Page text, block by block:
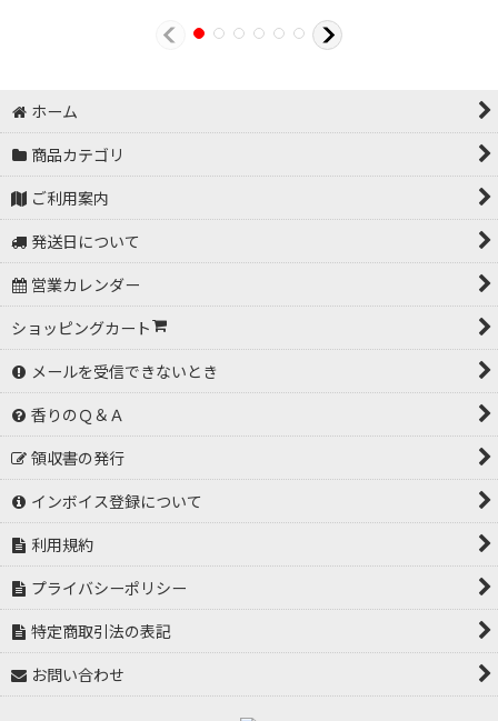
ホーム
商品カテゴリ
ご利用案内
発送日について
営業カレンダー
ショッピングカート
メールを受信できないとき
香りのＱ＆Ａ
領収書の発行
インボイス登録について
利用規約
プライバシーポリシー
特定商取引法の表記
お問い合わせ